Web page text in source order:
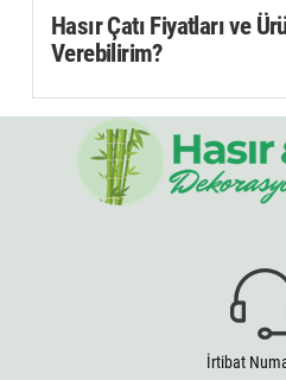
Hasır Çatı Fiyatları ve
Verebilirim?
İrtibat